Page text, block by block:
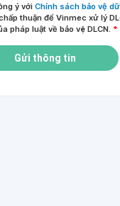
ý với Chính sách bảo vệ
thuận để Vinmec xử lý
pháp luật về bảo vệ DLCN. *
Gửi thông tin